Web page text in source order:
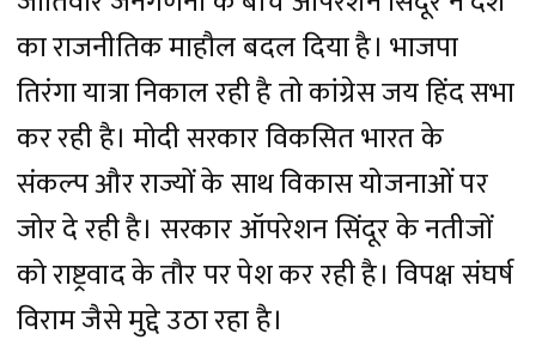
का राजनीतिक माहौल बदल दिया है। भाजपा
तिरंगा यात्रा निकाल रही है तो कांग्रेस जय हिंद सभा
कर रही है। मोदी सरकार विकसित भारत के
संकल्प और राज्यों के साथ विकास योजनाओं पर
जोर दे रही है। सरकार ऑपरेशन सिंदूर के नतीजों
को राष्ट्रवाद के तौर पर पेश कर रही है। विपक्ष संघर्ष
विराम जैसे मुद्दे उठा रहा है।